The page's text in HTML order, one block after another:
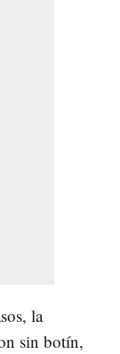
la
sin botín,